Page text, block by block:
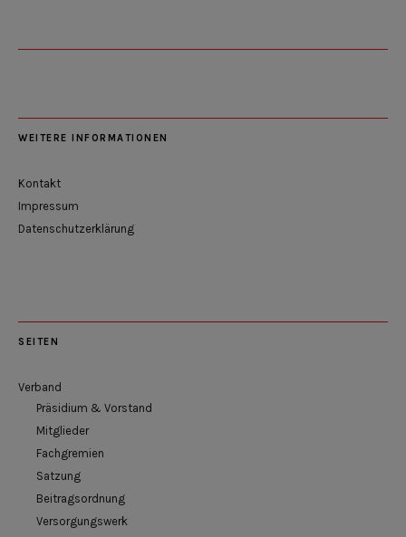
WEITERE INFORMATIONEN
Kontakt
Impressum
Datenschutzerklärung
SEITEN
Verband
Präsidium & Vorstand
Mitglieder
Fachgremien
Satzung
Beitragsordnung
Versorgungswerk